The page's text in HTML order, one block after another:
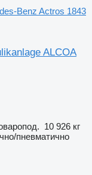
Benz Actros 1843
ALCOA
10 926 кг
пневматично